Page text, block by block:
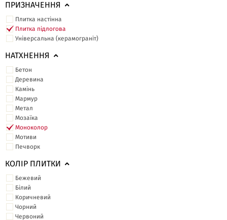
ПРИЗНАЧЕННЯ
Плитка настінна
Плитка підлогова
Універсальна (керамограніт)
НАТХНЕННЯ
Бетон
Деревина
Камінь
Мармур
Метал
Мозаїка
Моноколор
Мотиви
Печворк
КОЛІР ПЛИТКИ
Бежевий
Білий
Коричневий
Чорний
Червоний